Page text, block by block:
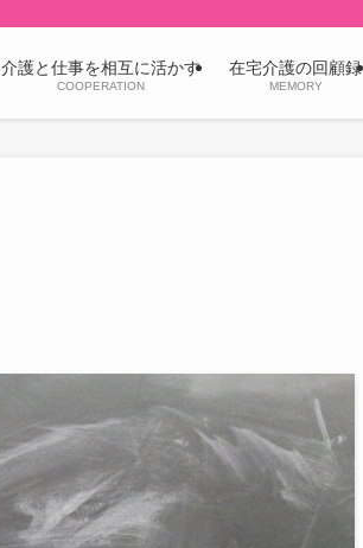
介護と仕事を相互に活かす
COOPERATION
在宅介護の回顧録
MEMORY